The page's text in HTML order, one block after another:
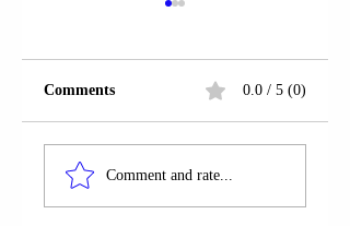
RRUGA
“ALEKSANDËR
Comments 0.0 / 5 (0)
Comment and rate...